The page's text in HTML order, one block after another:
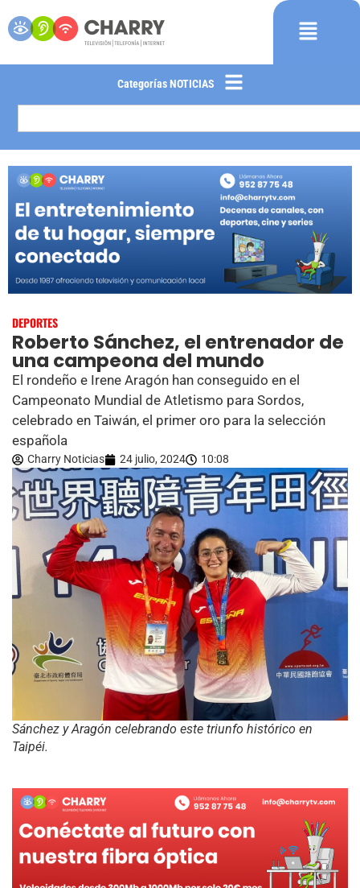
Categorías NOTICIAS
DEPORTES
Roberto Sánchez, el entrenador de
una campeona del mundo
El rondeño e Irene Aragón han conseguido en el
Campeonato Mundial de Atletismo para Sordos,
celebrado en Taiwán, el primer oro para la selección
española
Charry Noticias 24 julio, 2024 10:08
Sánchez y Aragón celebrando este triunfo histórico en
Taipéi.